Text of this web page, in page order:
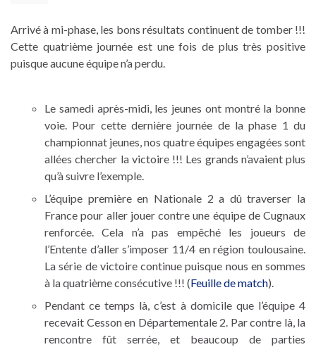
Arrivé à mi-phase, les bons résultats continuent de tomber !!!
Cette quatrième journée est une fois de plus très positive
puisque aucune équipe n’a perdu.
Le samedi après-midi, les jeunes ont montré la bonne
voie. Pour cette dernière journée de la phase 1 du
championnat jeunes, nos quatre équipes engagées sont
allées chercher la victoire !!! Les grands n’avaient plus
qu’à suivre l’exemple.
L’équipe première en Nationale 2 a dû traverser la
France pour aller jouer contre une équipe de Cugnaux
renforcée. Cela n’a pas empêché les joueurs de
l’Entente d’aller s’imposer 11/4 en région toulousaine.
La série de victoire continue puisque nous en sommes
à la quatrième consécutive !!! (Feuille de match).
Pendant ce temps là, c’est à domicile que l’équipe 4
recevait Cesson en Départementale 2. Par contre là, la
rencontre fût serrée, et beaucoup de parties